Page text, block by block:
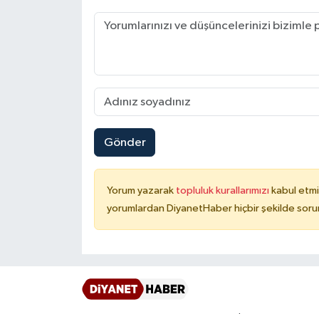
Gönder
Yorum yazarak topluluk kurallarımızı kabul
yorumlardan DiyanetHaber hiçbir şekilde
Karaman Müftülüğü
Kastamonu Müftülüğü
Kilis Müftülüğü
Kırıkkale Müftülüğü
Kırklareli Müftülüğü